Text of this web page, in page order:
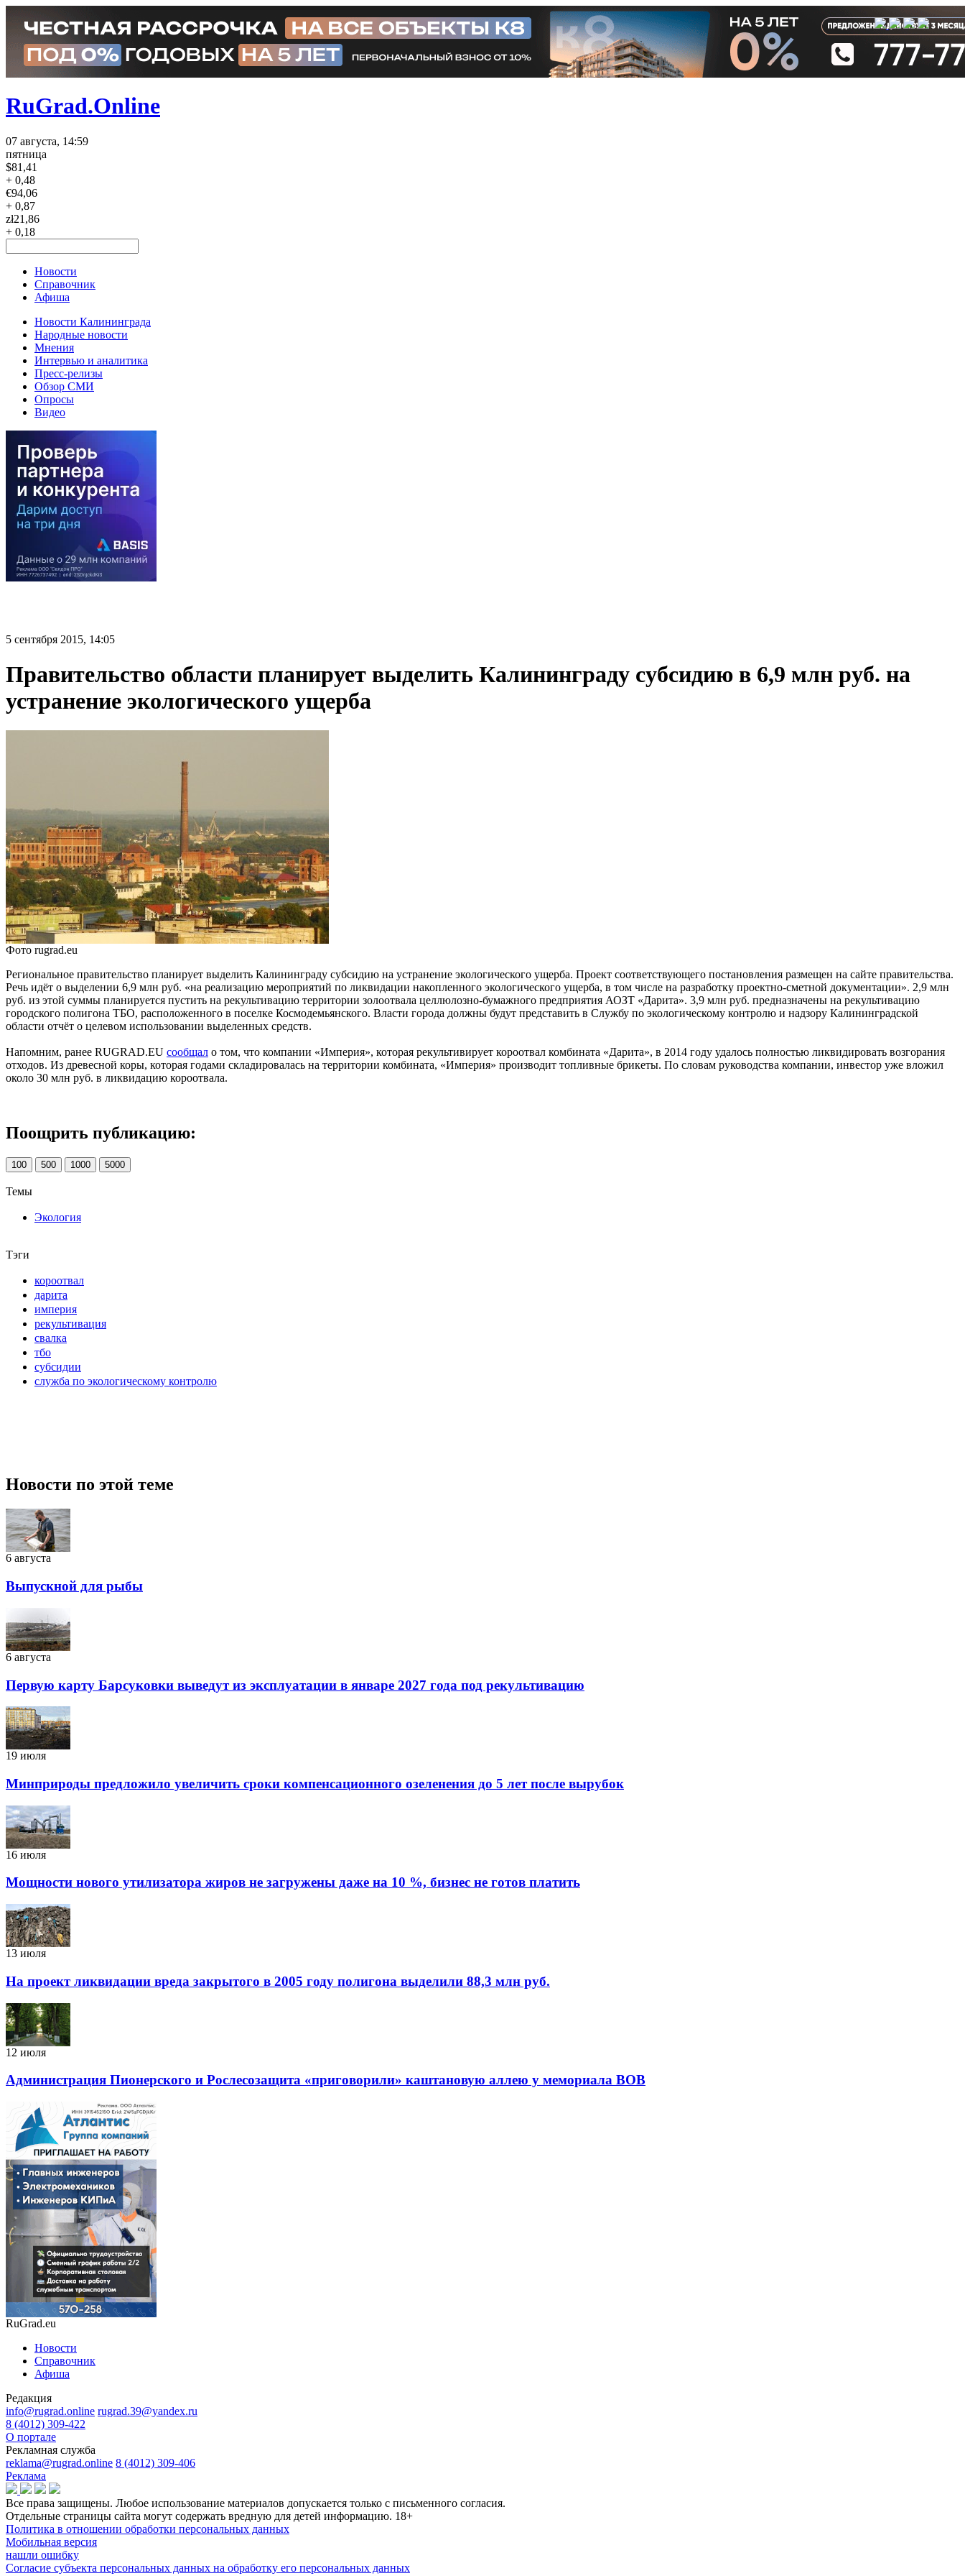
RuGrad.Online
07 августа, 14:59
пятница
$81,41
+ 0,48
€94,06
+ 0,87
zł21,86
+ 0,18
Новости
Справочник
Афиша
Новости Калининграда
Народные новости
Мнения
Интервью и аналитика
Пресс-релизы
Обзор СМИ
Опросы
Видео
5 сентября 2015, 14:05
Правительство области планирует выделить Калининграду субсидию в 6,9 млн руб. на
устранение экологического ущерба
Фото rugrad.eu
Региональное правительство планирует выделить Калининграду субсидию на устранение экологического ущерба. Проект соответствующего постановления размещен на сайте правительства.
Речь идёт о выделении 6,9 млн руб. «на реализацию мероприятий по ликвидации накопленного экологического ущерба, в том числе на разработку проектно-сметной документации». 2,9 млн
руб. из этой суммы планируется пустить на рекультивацию территории золоотвала целлюлозно-бумажного предприятия АОЗТ «Дарита». 3,9 млн руб. предназначены на рекультивацию
городского полигона ТБО, расположенного в поселке Космодемьянского. Власти города должны будут представить в Службу по экологическому контролю и надзору Калининградской
области отчёт о целевом использовании выделенных средств.
Напомним, ранее RUGRAD.EU сообщал о том, что компании «Империя», которая рекультивирует короотвал комбината «Дарита», в 2014 году удалось полностью ликвидировать возгорания
отходов. Из древесной коры, которая годами складировалась на территории комбината, «Империя» производит топливные брикеты. По словам руководства компании, инвестор уже вложил
около 30 млн руб. в ликвидацию короотвала.
Поощрить публикацию:
100 500 1000 5000
Темы
Экология
Тэги
короотвал
дарита
империя
рекультивация
свалка
тбо
субсидии
служба по экологическому контролю
Новости по этой теме
6 августа
Выпускной для рыбы
6 августа
Первую карту Барсуковки выведут из эксплуатации в январе 2027 года под рекультивацию
19 июля
Минприроды предложило увеличить сроки компенсационного озеленения до 5 лет после вырубок
16 июля
Мощности нового утилизатора жиров не загружены даже на 10 %, бизнес не готов платить
13 июля
На проект ликвидации вреда закрытого в 2005 году полигона выделили 88,3 млн руб.
12 июля
Администрация Пионерского и Рослесозащита «приговорили» каштановую аллею у мемориала ВОВ
RuGrad.eu
Новости
Справочник
Афиша
Редакция
info@rugrad.online rugrad.39@yandex.ru
8 (4012) 309-422
О портале
Рекламная служба
reklama@rugrad.online 8 (4012) 309-406
Реклама
Все права защищены. Любое использование материалов допускается только с письменного согласия.
Отдельные страницы сайта могут содержать вредную для детей информацию. 18+
Политика в отношении обработки персональных данных
Мобильная версия
нашли ошибку
Согласие субъекта персональных данных на обработку его персональных данных